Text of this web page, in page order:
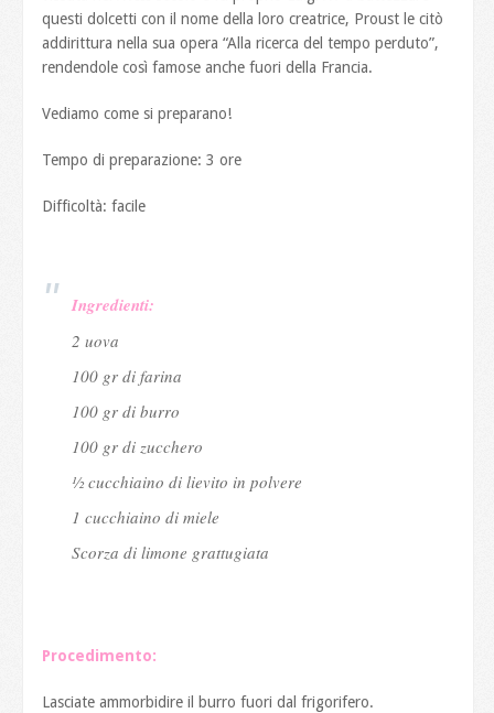
questi dolcetti con il nome della loro creatrice, Proust le citò
addirittura nella sua opera “Alla ricerca del tempo perduto”,
rendendole così famose anche fuori della Francia.
Vediamo come si preparano!
Tempo di preparazione: 3 ore
Difficoltà: facile
Ingredienti:
2 uova
100 gr di farina
100 gr di burro
100 gr di zucchero
½ cucchiaino di lievito in polvere
1 cucchiaino di miele
Scorza di limone grattugiata
Procedimento:
Lasciate ammorbidire il burro fuori dal frigorifero.